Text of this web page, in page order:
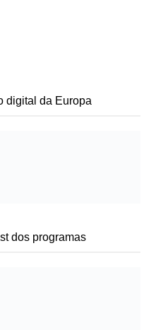
digital da Europa
dos programas